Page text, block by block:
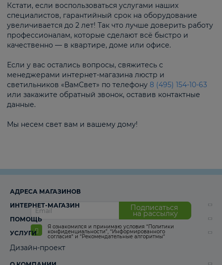
Кстати, если воспользоваться услугами наших
специалистов, гарантийный срок на оборудование
увеличивается до 2 лет! Так что лучше доверить работу
профессионалам, которые сделают всё быстро и
качественно — в квартире, доме или офисе.
Если у вас остались вопросы, свяжитесь с
менеджерами интернет-магазина люстр и
светильников «ВамСвет» по телефону 8 (495) 154-10-63
или закажите обратный звонок, оставив контактные
данные.
Мы несем свет вам и вашему дому!
Подписаться
на рассылку
Я ознакомился и принимаю условия “Политики
конфиденциальности”, “Информированного
согласия“ и “Рекомендательные алгоритмы“
АДРЕСА МАГАЗИНОВ
ИНТЕРНЕТ-МАГАЗИН
ПОМОЩЬ
УСЛУГИ
Дизайн-проект